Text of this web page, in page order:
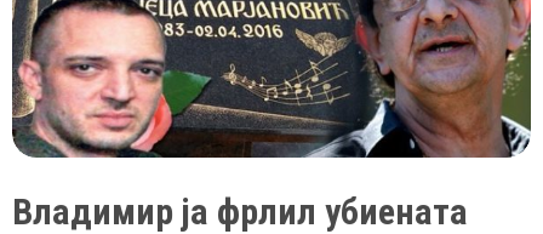
Владимир ја фрлил убиената